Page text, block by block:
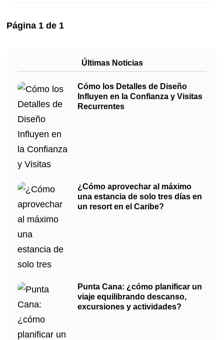
Página 1 de 1
Últimas Noticias
Cómo los Detalles de Diseño
Influyen en la Confianza y Visitas
Recurrentes
¿Cómo aprovechar al máximo
una estancia de solo tres días en
un resort en el Caribe?
Punta Cana: ¿cómo planificar un
viaje equilibrando descanso,
excursiones y actividades?